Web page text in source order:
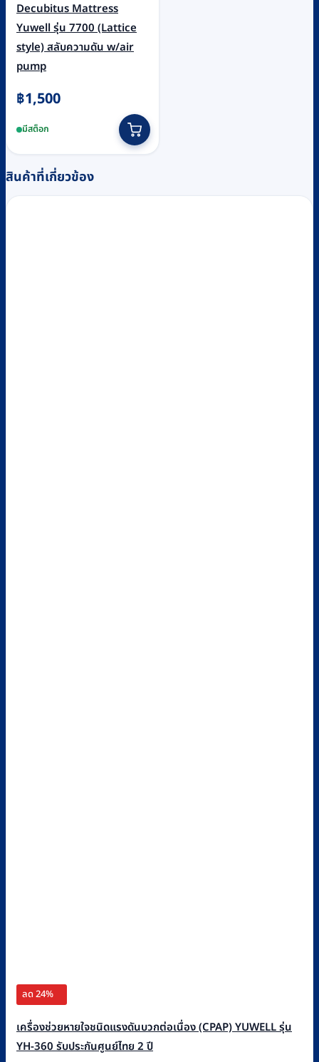
Decubitus Mattress
Yuwell รุ่น 7700 (Lattice
style) สลับความดัน w/air
pump
฿1,500
มีสต็อก
สินค้าที่เกี่ยวข้อง
ลด 24%
เครื่องช่วยหายใจชนิดแรงดันบวกต่อเนื่อง (CPAP) YUWELL รุ่น
YH-360 รับประกันศูนย์ไทย 2 ปี